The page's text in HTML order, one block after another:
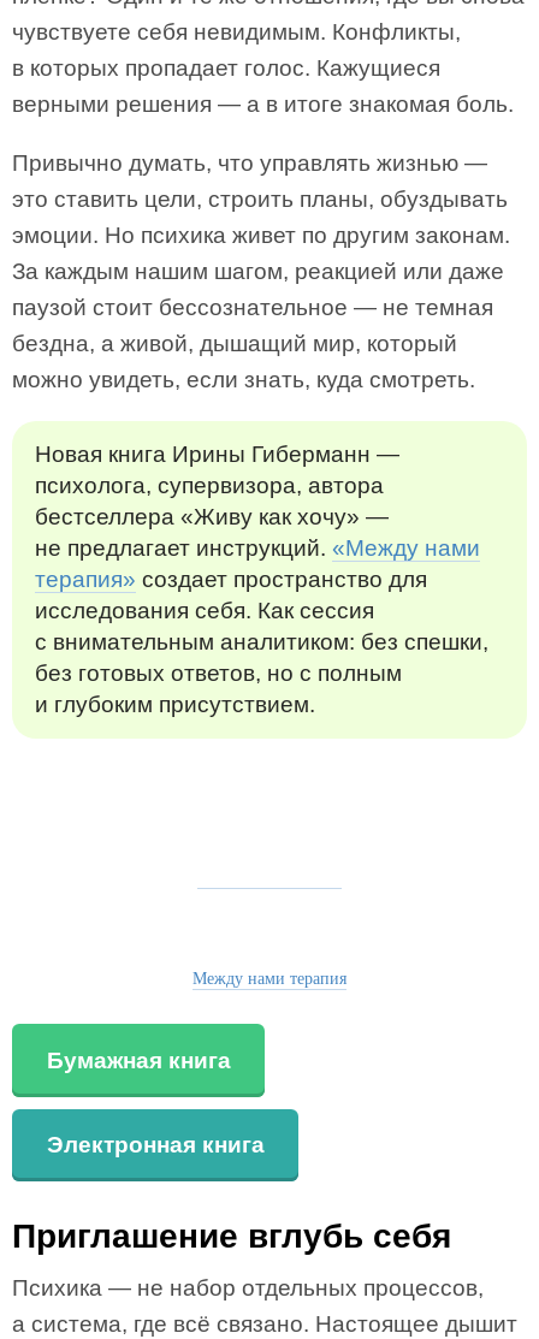
чувствуете себя невидимым. Конфликты,
в которых пропадает голос. Кажущиеся
верными решения — а в итоге знакомая боль.
Привычно думать, что управлять жизнью —
это ставить цели, строить планы, обуздывать
эмоции. Но психика живет по другим законам.
За каждым нашим шагом, реакцией или даже
паузой стоит бессознательное — не темная
бездна, а живой, дышащий мир, который
можно увидеть, если знать, куда смотреть.
Новая книга Ирины Гиберманн —
психолога, супервизора, автора
бестселлера «Живу как хочу» —
не предлагает инструкций. «Между нами
терапия» создает пространство для
исследования себя. Как сессия
с внимательным аналитиком: без спешки,
без готовых ответов, но с полным
и глубоким присутствием.
Между нами терапия
Бумажная книга
Электронная книга
Приглашение вглубь себя
Психика — не набор отдельных процессов,
а система, где всё связано. Настоящее дышит